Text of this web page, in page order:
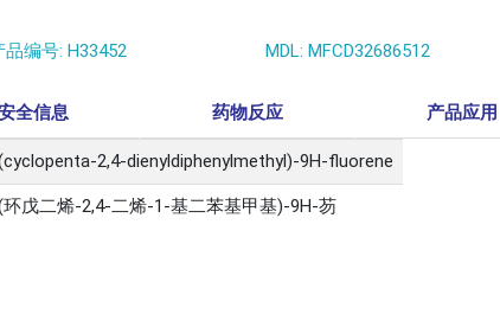
品编号: H33452 MDL: MFCD32686512
全信息 药物反应 产品应用
2,4-dienyldiphenylmethyl)-9H-fluorene
戊二烯-2,4-二烯-1-基二苯基甲基)-9H-芴